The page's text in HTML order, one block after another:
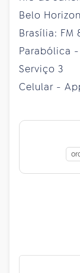
Belo
Brasília: FM
Parabólica -
Serviço 3
Celular -